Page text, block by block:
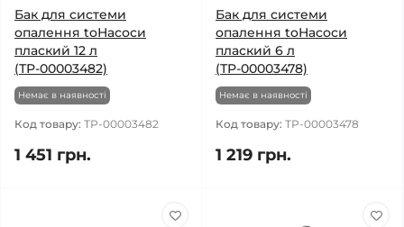
Бак для системи
опалення toНасоси
плаский 12 л
(ТР-00003482)
Немає в наявності
Код товару: ТР-00003482
1 451 грн.
Бак для системи
опалення toНасоси
плаский 6 л
(ТР-00003478)
Немає в наявності
Код товару: ТР-00003478
1 219 грн.